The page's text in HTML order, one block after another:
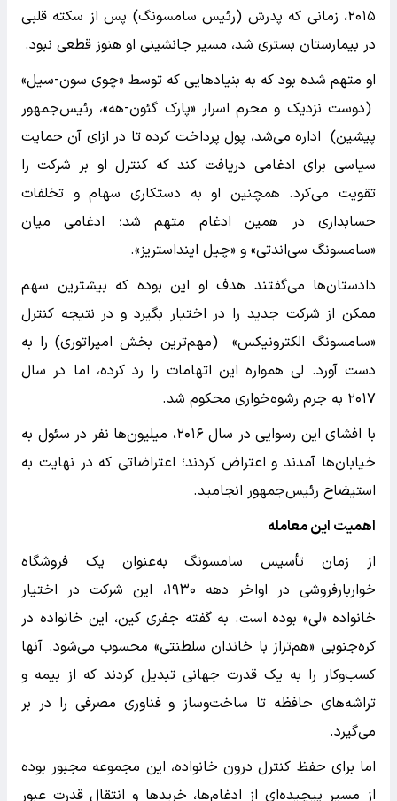
۲۰۱۵، زمانی که پدرش (رئیس سامسونگ) پس از سکته قلبی
در بیمارستان بستری شد، مسیر جانشینی او هنوز قطعی نبود.
او متهم شده بود که به بنیادهایی که توسط «چوی سون-سیل»
(دوست نزدیک و محرم اسرار «پارک گئون-هه»، رئیس‌جمهور
پیشین) اداره می‌شد، پول پرداخت کرده تا در ازای آن حمایت
سیاسی برای ادغامی دریافت کند که کنترل او بر شرکت را
تقویت می‌کرد. همچنین او به دستکاری سهام و تخلفات
حسابداری در همین ادغام متهم شد؛ ادغامی میان
«سامسونگ سی‌اندتی» و «چیل اینداستریز».
دادستان‌ها می‌گفتند هدف او این بوده که بیشترین سهم
ممکن از شرکت جدید را در اختیار بگیرد و در نتیجه کنترل
«سامسونگ الکترونیکس» (مهم‌ترین بخش امپراتوری) را به
دست آورد. لی همواره این اتهامات را رد کرده، اما در سال
۲۰۱۷ به جرم رشوه‌خواری محکوم شد.
با افشای این رسوایی در سال ۲۰۱۶، میلیون‌ها نفر در سئول به
خیابان‌ها آمدند و اعتراض کردند؛ اعتراضاتی که در نهایت به
استیضاح رئیس‌جمهور انجامید.
اهمیت این معامله
از زمان تأسیس سامسونگ به‌عنوان یک فروشگاه
خواربارفروشی در اواخر دهه ۱۹۳۰، این شرکت در اختیار
خانواده «لی» بوده است. به گفته جفری کین، این خانواده در
کره‌جنوبی «هم‌تراز با خاندان سلطنتی» محسوب می‌شود. آنها
کسب‌وکار را به یک قدرت جهانی تبدیل کردند که از بیمه و
تراشه‌های حافظه تا ساخت‌وساز و فناوری مصرفی را در بر
می‌گیرد.
اما برای حفظ کنترل درون خانواده، این مجموعه مجبور بوده
از مسیر پیچیده‌ای از ادغام‌ها، خریدها و انتقال قدرت عبور